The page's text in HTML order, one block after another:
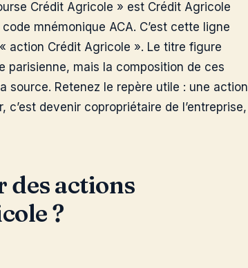
Crédit Agricole » est Crédit Agricole
mnémonique ACA. C’est cette ligne
action Crédit Agricole ». Le titre figure
parisienne, mais la composition de ces
source. Retenez le repère utile : une action
devenir copropriétaire de l’entreprise,
des actions
?